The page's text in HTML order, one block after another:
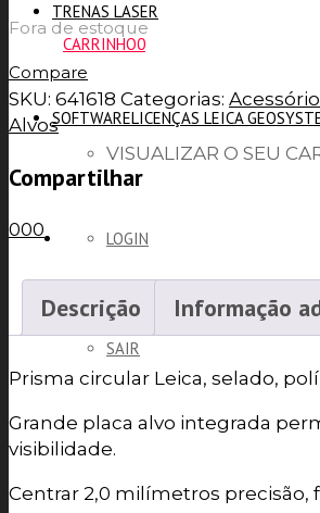
TRENAS LASER
SOFTWARELICENÇAS LEICA
CARRINHO0
VISUALIZAR O SEU
LOGIN
SAIR
Fora de estoque
Compare
SKU: 641618 Categorias:
Alvos
Compartilhar
000
Descrição Informação
Prisma circular Leica, selado,
Grande placa alvo integrada
visibilidade.
Centrar 2,0 milímetros precisão,